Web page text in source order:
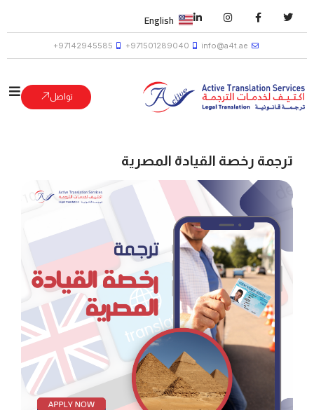
info@a4t.ae
971501289040+
97142945585+
English
تواصل
ترجمة رخصة القيادة المصرية